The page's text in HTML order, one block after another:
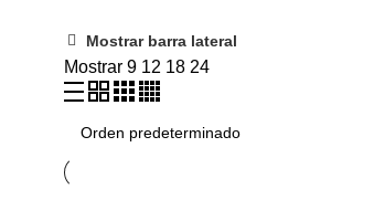
Mostrar barra lateral
Mostrar 9 12 18 24